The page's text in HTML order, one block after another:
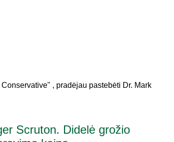
, pradėjau pastebėti Dr. Mark
Scruton. Didelė grožio